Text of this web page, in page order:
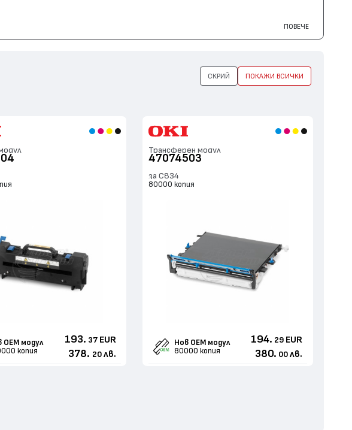
ПОВЕЧЕ
ОЕМ модул
копия
193. 37 EUR
378. 20 лв.
Трансферен модул
47074503
за C834
80000 копия
Нов ОЕМ модул
80000 копия
194. 29 EUR
380. 00 лв.
СКРИЙ ПОКАЖИ ВСИЧКИ